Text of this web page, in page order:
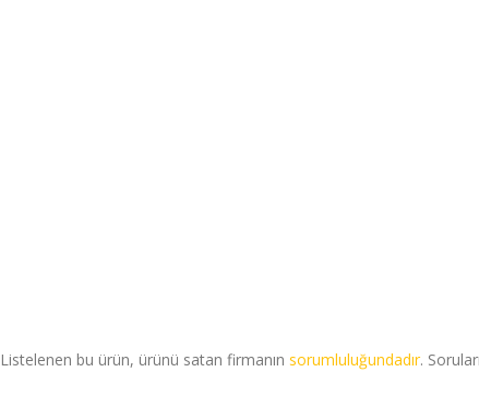
Listelenen bu ürün, ürünü satan firmanın sorumluluğundadır.